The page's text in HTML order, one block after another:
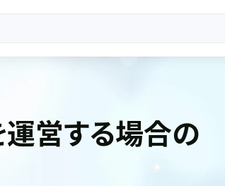
営する場合の